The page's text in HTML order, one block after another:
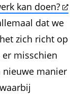
kan doen?
dat we
zich richt op
misschien
nieuwe manier